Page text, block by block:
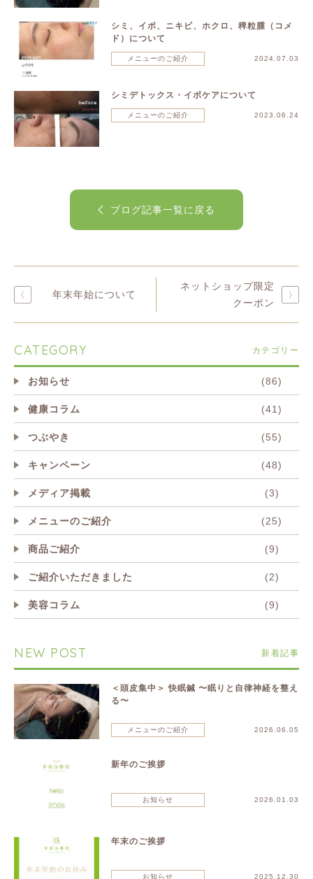
シミ、イボ、ニキビ、ホクロ、稗粒腫（コメ
ド）について
メニューのご紹介 2024.07.03
シミデトックス・イボケアについて
メニューのご紹介 2023.06.24
ブログ記事一覧に戻る
年末年始について
ネットショップ限定
クーポン
CATEGORY カテゴリー
お知らせ (86)
健康コラム (41)
つぶやき (55)
キャンペーン (48)
メディア掲載 (3)
メニューのご紹介 (25)
商品ご紹介 (9)
ご紹介いただきました (2)
美容コラム (9)
NEW POST 新着記事
＜頭皮集中＞ 快眠鍼 〜眠りと自律神経を整え
る〜
メニューのご紹介 2026.06.05
新年のご挨拶
お知らせ 2026.01.03
年末のご挨拶
お知らせ 2025.12.30